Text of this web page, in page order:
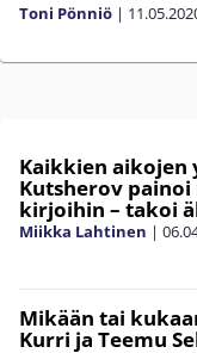
Toni Pönniö |
Kaikkien
Kutsherov
kirjoihin – takoi
Miikka Lahtinen |
Mikään tai
Kurri ja Teemu